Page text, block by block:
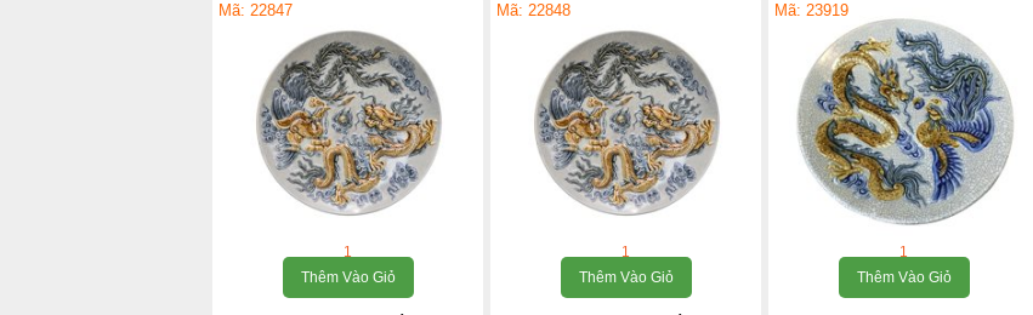
Mã: 22847
1
Thêm Vào Giỏ
Mã: 22848
1
Thêm Vào Giỏ
Mã: 23919
1
Thêm Vào Giỏ